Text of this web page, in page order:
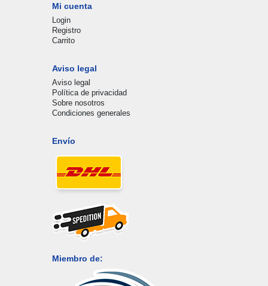
Mi cuenta
Login
Registro
Carrito
Aviso legal
Aviso legal
Política de privacidad
Sobre nosotros
Condiciones generales
Envío
Miembro de: